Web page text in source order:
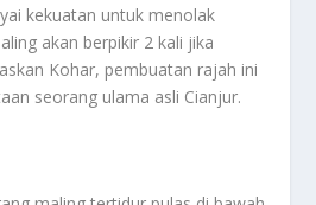
kekuatan untuk menolak
akan berpikir 2 kali jika
Kohar, pembuatan rajah ini
seorang ulama asli Cianjur.